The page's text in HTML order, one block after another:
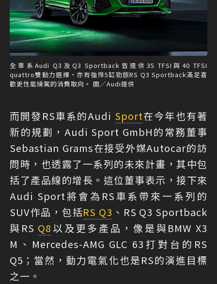
全車系Audi Q3及Q3 Sportback皆提供35 TFSI與40 TFSI
quattro雙動力選擇，亦有強悍5缸勁旅RS Q3 Sportback滿足喜
歡更性能操駕的消費取向。 圖／Audi提供
而開發RS車系的Audi Sport在今年也有著
新的規劃，Audi Sport GmbH的常務董事
Sebastian Grams在接受外媒Autocar的訪
問時，也透露了一系列的未來計畫，其中包
括了產品線的增長。這位董事表示，接下來
Audi Sport將會為RS車系帶來一系列的
SUV作品，包括RS Q3 、RS Q3 Sportback
與RS Q8 以及更多產品，像是與BMW X3
M、Mercedes-AMG GLC 63打對台的RS
Q5；當然，動力電氣化也是RS的演進目標
之一。